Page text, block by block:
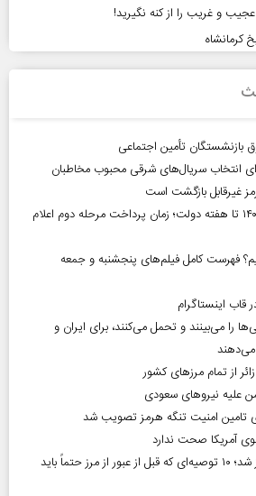
و غریب را از کنه نگیرید!
کرمانشاه
بازنشستگان تأمین اجتماعی
انتخاب سریال‌های شرقی محبوب مخاطبان
غیرقابل بازگشت است
واریز سود سهام عدالت ۱۴۰۴ تا هفته دولت؛ زمان پرداخت مرحله دوم اعلام
فهرست کامل فیلم‌های پنجشنبه و جمعه
اینستاگرام
را می‌بینند و تحمل می‌کنند، برای ایران و
می‌دهند
علیه نیروهای سعودی
تامین امنیت تنگه هرمز تصویب شد
آمریکا صحت ندارد
بازگشت زائران اربعین آغاز شد؛ ۱۰ توصیه‌ای که قبل از عبور از مرز حتماً باید